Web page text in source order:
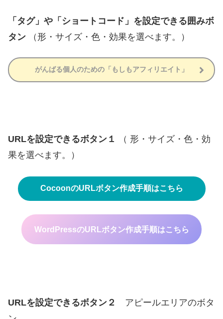
「タグ」や「ショートコード」を設定できる囲みボ
タン （形・サイズ・色・効果を選べます。）
がんばる個人のための「もしもアフィリエイト」
URLを設定できるボタン１
（ 形・サイズ・色・効
果を選べます。）
CocoonのURLボタン作成手順はこちら
WordPressのURLボタン作成手順はこちら
URLを設定できるボタン２
アピールエリアのボタ